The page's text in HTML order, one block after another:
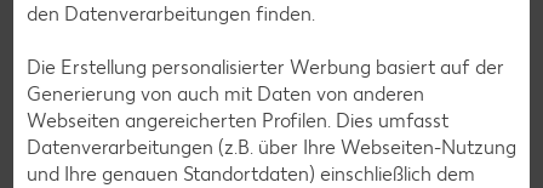
Erdbeer-Rezepte
Blaubeer-Rezepte
Bananen-Rezepte
den Datenverarbeitungen finden.
Die Erstellung personalisierter Werbung basiert auf der
Generierung von auch mit Daten von anderen
Webseiten angereicherten Profilen. Dies umfasst
Datenverarbeitungen (z.B. über Ihre Webseiten-Nutzung
und Ihre genauen Standortdaten) einschließlich dem